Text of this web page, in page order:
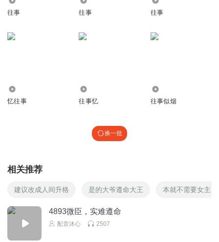
往事 往事 往事
忆往事 往事忆 往事似烟
换一批
相关推荐
建议改成人间升格 是的大爷遵命大王 本就不需要女主
4893微臣，实难遵命
配音沐心 2507